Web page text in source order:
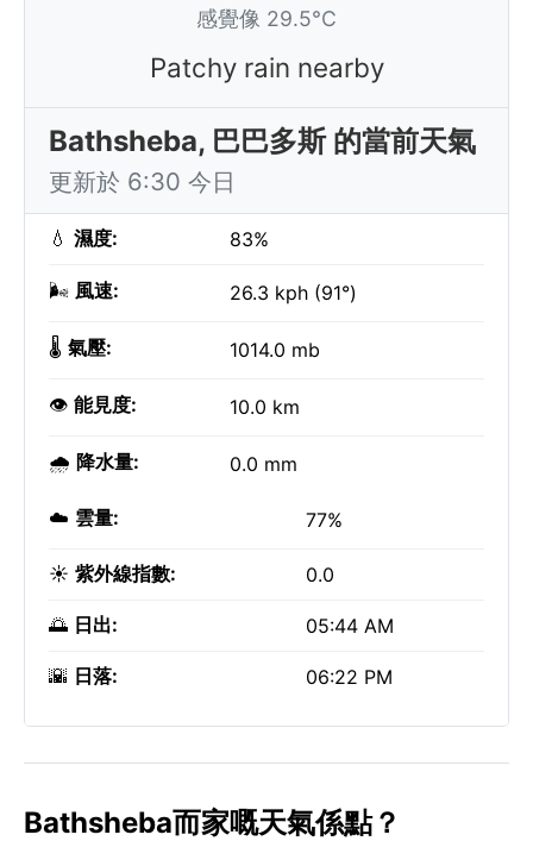
感覺像 29.5°C
Patchy rain nearby
Bathsheba, 巴巴多斯 的當前天氣
更新於 6:30 今日
💧 濕度: 83%
🌬️ 風速: 26.3 kph (91°)
🌡️ 氣壓: 1014.0 mb
👁️ 能見度: 10.0 km
🌧️ 降水量: 0.0 mm
☁️ 雲量: 77%
☀️ 紫外線指數: 0.0
🌅 日出: 05:44 AM
🌇 日落: 06:22 PM
Bathsheba而家嘅天氣係點？